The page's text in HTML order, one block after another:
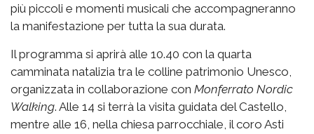
più piccoli e momenti musicali che accompagneranno
la manifestazione per tutta la sua durata.
Il programma si aprirà alle 10.40 con la quarta
camminata natalizia tra le colline patrimonio Unesco,
organizzata in collaborazione con Monferrato Nordic
Walking. Alle 14 si terrà la visita guidata del Castello,
mentre alle 16, nella chiesa parrocchiale, il coro Asti